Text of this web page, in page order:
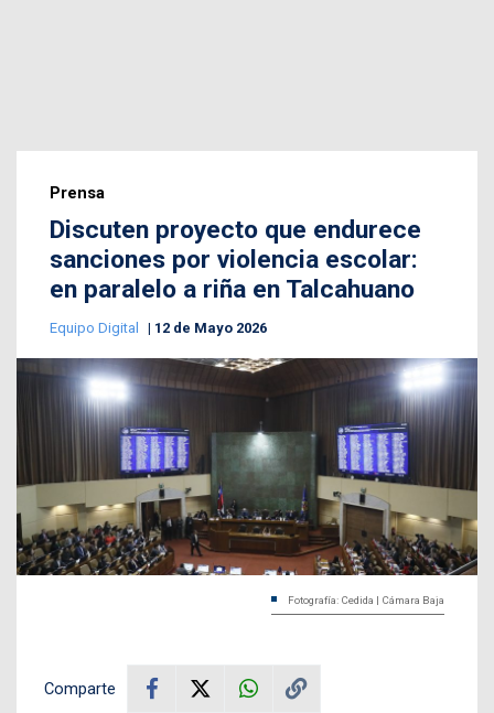
Prensa
Discuten proyecto que endurece
sanciones por violencia escolar:
en paralelo a riña en Talcahuano
Equipo Digital 12 de Mayo 2026
Fotografía: Cedida | Cámara Baja
Comparte